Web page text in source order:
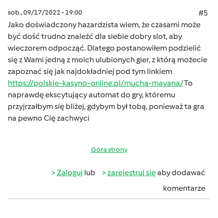
sob., 09/17/2022 - 19:00
#5
Jako doświadczony hazardzista wiem, że czasami może
być dość trudno znaleźć dla siebie dobry slot, aby
wieczorem odpocząć. Dlatego postanowiłem podzielić
się z Wami jedną z moich ulubionych gier, z którą możecie
zapoznać się jak najdokładniej pod tym linkiem
https://polskie-kasyno-online.pl/mucha-mayana/To
naprawdę ekscytujący automat do gry, któremu
przyjrzałbym się bliżej, gdybym był tobą, ponieważ ta gra
na pewno Cię zachwyci
Góra strony
Zaloguj lub zarejestruj sięaby dodawać
komentarze